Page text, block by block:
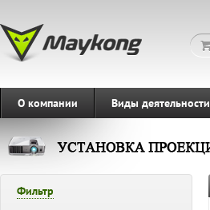
О компании Виды деятельности
Фильтр